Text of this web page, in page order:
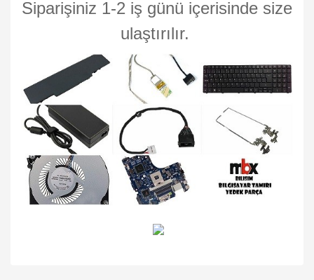
Siparişiniz 1-2 iş günü içerisinde size
ulaştırılır.